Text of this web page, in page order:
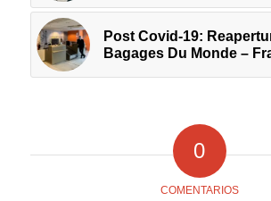
Post Covid-19:
Bagages Du Monde –
0
COMENTARIOS